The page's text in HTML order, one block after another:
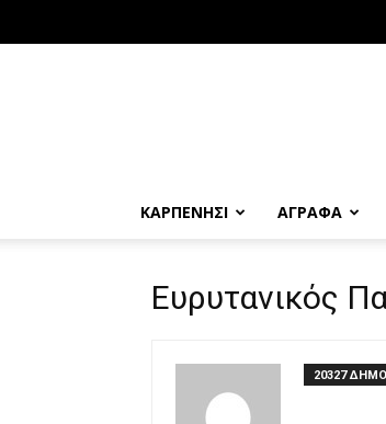
ΚΑΡΠΕΝΗΣΙ ΑΓΡΑΦΑ
Ευρυτανικός
20327